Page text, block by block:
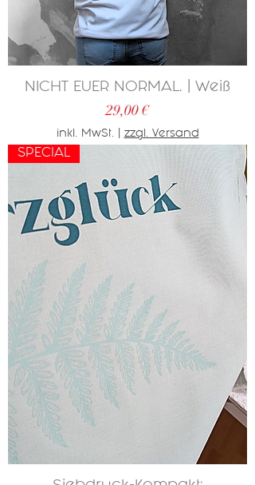
NICHT EUER NORMAL. | Weiß
Preis
29,00 €
inkl. MwSt. zzgl. Versand
SPECIAL